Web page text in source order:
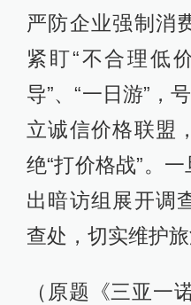
严防企业强制消
紧盯“不合理低
导”、“一日游”，
立诚信价格联盟
绝“打价格战”。
出暗访组展开调
查处，切实维护
（原题《三亚一